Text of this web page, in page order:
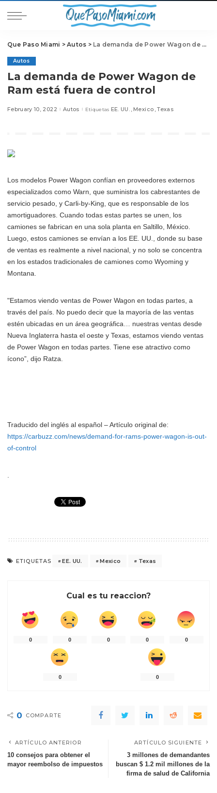
Que Paso Miami >Autos > La demanda de Power Wagon de Ram está fuera de control
Autos
La demanda de Power Wagon de
Ram está fuera de control
February 10, 2022 Autos Etiquetas EE. UU. Mexico Texas
Los modelos Power Wagon confían en proveedores externos
especializados como Warn, que suministra los cabrestantes de
servicio pesado, y Carli-by-King, que es responsable de los
amortiguadores. Cuando todas estas partes se unen, los
camiones se fabrican en una sola planta en Saltillo, México.
Luego, estos camiones se envían a los EE. UU., donde su base
de ventas es realmente a nivel nacional, y no solo se concentra
en los estados tradicionales de camiones como Wyoming y
Montana.
"Estamos viendo ventas de Power Wagon en todas partes, a
través del país. No puedo decir que la mayoría de las ventas
estén ubicadas en un área geográfica… nuestras ventas desde
Nueva Inglaterra hasta el oeste y Texas, estamos viendo ventas
de Power Wagon en todas partes. Tiene ese atractivo como
ícono”, dijo Ratza.
Traducido del inglés al español – Artículo original de:
https://carbuzz.com/news/demand-for-rams-power-wagon-is-out-
of-control
ETIQUETAS EE. UU. Mexico Texas
Cual es tu reaccion?
0 0 0 0 0
0 0
0 COMPARTE
ARTÍCULO ANTERIOR
10 consejos para obtener el
mayor reembolso de impuestos
ARTÍCULO SIGUIENTE
3 millones de demandantes
buscan $ 1.2 mil millones de la
firma de salud de California